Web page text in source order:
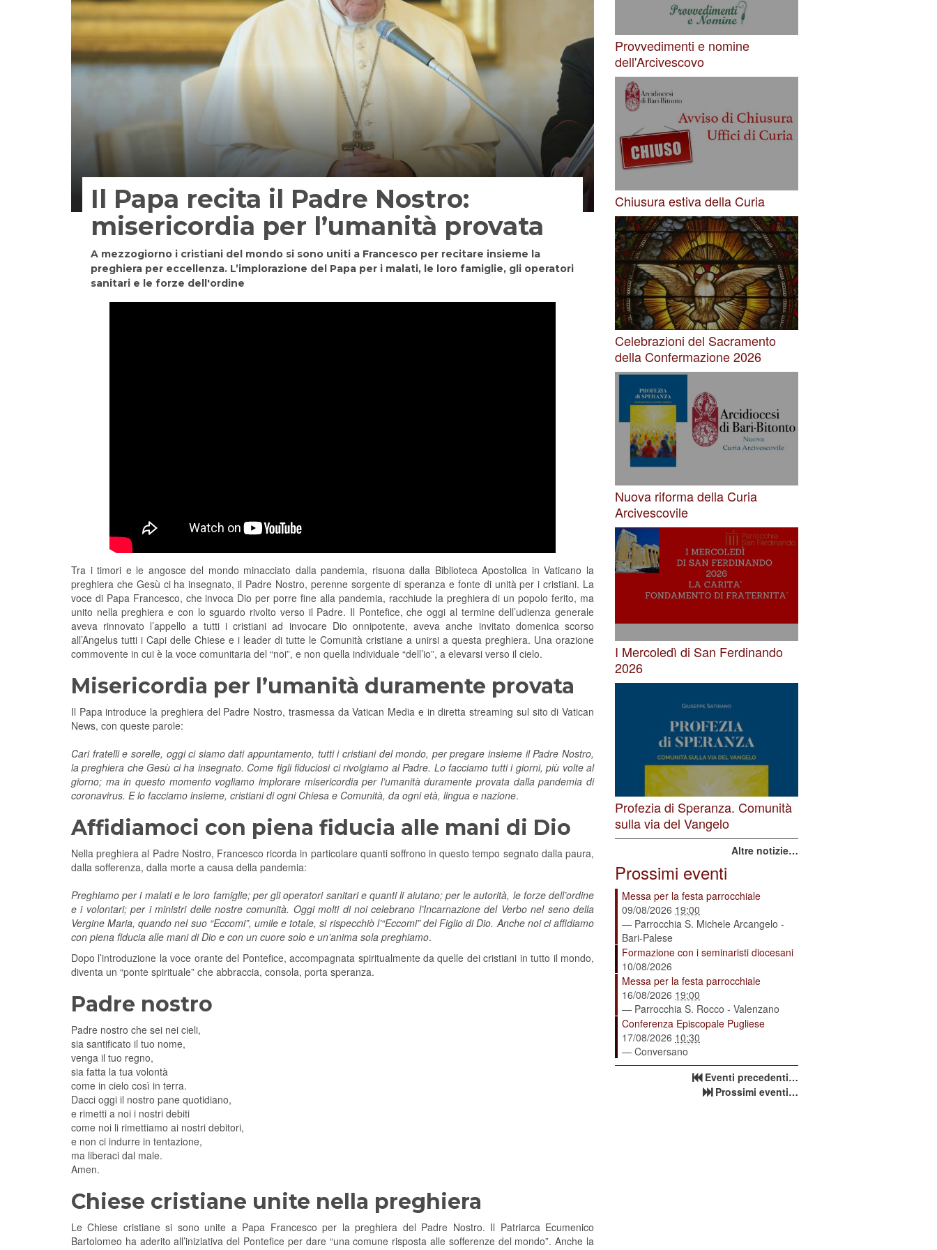
Il Papa recita il Padre Nostro:
misericordia per l’umanità provata
A mezzogiorno i cristiani del mondo si sono uniti a Francesco per recitare insieme la
preghiera per eccellenza. L’implorazione del Papa per i malati, le loro famiglie, gli operatori
sanitari e le forze dell'ordine
Tra i timori e le angosce del mondo minacciato dalla pandemia, risuona dalla Biblioteca Apostolica in Vaticano la
preghiera che Gesù ci ha insegnato, il Padre Nostro, perenne sorgente di speranza e fonte di unità per i cristiani. La
voce di Papa Francesco, che invoca Dio per porre fine alla pandemia, racchiude la preghiera di un popolo ferito, ma
unito nella preghiera e con lo sguardo rivolto verso il Padre. Il Pontefice, che oggi al termine dell’udienza generale
aveva rinnovato l’appello a tutti i cristiani ad invocare Dio onnipotente, aveva anche invitato domenica scorso
all’Angelus tutti i Capi delle Chiese e i leader di tutte le Comunità cristiane a unirsi a questa preghiera. Una orazione
commovente in cui è la voce comunitaria del “noi”, e non quella individuale “dell’io”, a elevarsi verso il cielo.
Misericordia per l’umanità duramente provata
Il Papa introduce la preghiera del Padre Nostro, trasmessa da Vatican Media e in diretta streaming sul sito di Vatican
News, con queste parole:
Cari fratelli e sorelle, oggi ci siamo dati appuntamento, tutti i cristiani del mondo, per pregare insieme il Padre Nostro,
la preghiera che Gesù ci ha insegnato. Come figli fiduciosi ci rivolgiamo al Padre. Lo facciamo tutti i giorni, più volte al
giorno; ma in questo momento vogliamo implorare misericordia per l’umanità duramente provata dalla pandemia di
coronavirus. E lo facciamo insieme, cristiani di ogni Chiesa e Comunità, da ogni età, lingua e nazione.
Affidiamoci con piena fiducia alle mani di Dio
Nella preghiera al Padre Nostro, Francesco ricorda in particolare quanti soffrono in questo tempo segnato dalla paura,
dalla sofferenza, dalla morte a causa della pandemia:
Preghiamo per i malati e le loro famiglie; per gli operatori sanitari e quanti li aiutano; per le autorità, le forze dell’ordine
e i volontari; per i ministri delle nostre comunità. Oggi molti di noi celebrano l’Incarnazione del Verbo nel seno della
Vergine Maria, quando nel suo “Eccomi”, umile e totale, si rispecchiò l’“Eccomi” del Figlio di Dio. Anche noi ci affidiamo
con piena fiducia alle mani di Dio e con un cuore solo e un’anima sola preghiamo.
Dopo l’introduzione la voce orante del Pontefice, accompagnata spiritualmente da quelle dei cristiani in tutto il mondo,
diventa un “ponte spirituale” che abbraccia, consola, porta speranza.
Padre nostro
Padre nostro che sei nei cieli,
sia santificato il tuo nome,
venga il tuo regno,
sia fatta la tua volontà
come in cielo così in terra.
Dacci oggi il nostro pane quotidiano,
e rimetti a noi i nostri debiti
come noi li rimettiamo ai nostri debitori,
e non ci indurre in tentazione,
ma liberaci dal male.
Amen.
Chiese cristiane unite nella preghiera
Le Chiese cristiane si sono unite a Papa Francesco per la preghiera del Padre Nostro. Il Patriarca Ecumenico
Bartolomeo ha aderito all’iniziativa del Pontefice per dare “una comune risposta alle sofferenze del mondo”. Anche la
Provvedimenti e nomine
dell'Arcivescovo
Chiusura estiva della Curia
Celebrazioni del Sacramento
della Confermazione 2026
Nuova riforma della Curia
Arcivescovile
I Mercoledì di San Ferdinando
2026
Profezia di Speranza. Comunità
sulla via del Vangelo
Altre notizie…
Prossimi eventi
Messa per la festa parrocchiale
09/08/2026 19:00
— Parrocchia S. Michele Arcangelo -
Bari-Palese
Formazione con i seminaristi diocesani
10/08/2026
Messa per la festa parrocchiale
16/08/2026 19:00
— Parrocchia S. Rocco - Valenzano
Conferenza Episcopale Pugliese
17/08/2026 10:30
— Conversano
Eventi precedenti…
Prossimi eventi…